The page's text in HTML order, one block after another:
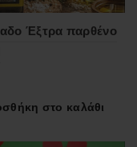
Έξτρα παρθένο
στο καλάθι